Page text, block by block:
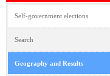
Self-government elections
Search
Geography and Results